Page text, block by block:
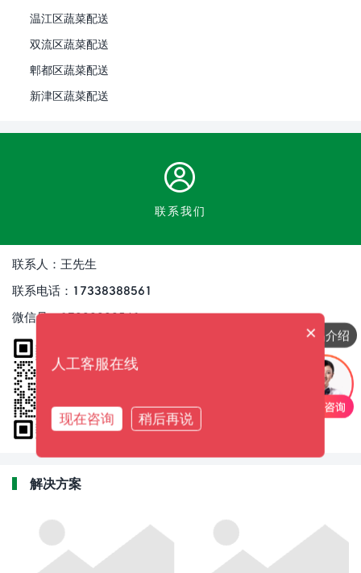
温江区蔬菜配送
双流区蔬菜配送
郫都区蔬菜配送
新津区蔬菜配送
联系我们
联系人：王先生
联系电话：17338388561
微信号：17338388561
解决方案
产品介绍
×
人工客服在线
现在咨询 稍后再说